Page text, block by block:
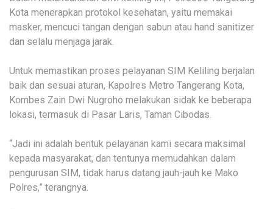
Kota menerapkan protokol kesehatan, yaitu memakai
masker, mencuci tangan dengan sabun atau hand sanitizer
dan selalu menjaga jarak.
Untuk memastikan proses pelayanan SIM Keliling berjalan
baik dan sesuai aturan, Kapolres Metro Tangerang Kota,
Kombes Zain Dwi Nugroho melakukan sidak ke beberapa
lokasi, termasuk di Pasar Laris, Taman Cibodas.
“Jadi ini adalah bentuk pelayanan kami secara maksimal
kepada masyarakat, dan tentunya memudahkan dalam
pengurusan SIM, tidak harus datang jauh-jauh ke Mako
Polres,” terangnya.